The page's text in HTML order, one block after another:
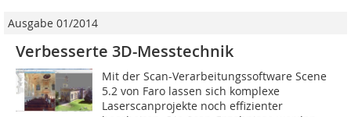
Ausgabe 01/2014
Verbesserte 3D-Messtechnik
Mit der Scan-Verarbeitungssoftware Scene
5.2 von Faro lassen sich komplexe
Laserscanprojekte noch effizienter